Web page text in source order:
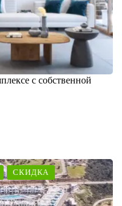
с собственной
СКИДКА